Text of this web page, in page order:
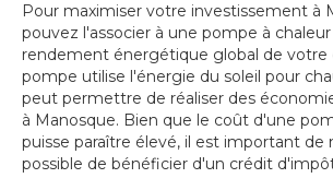
Pour maximiser votre investissement à
pouvez l'associer à une pompe à
rendement énergétique global de votre
pompe utilise l'énergie du soleil pour
peut permettre de réaliser des
à Manosque. Bien que le coût d'une
puisse paraître élevé, il est important de
possible de bénéficier d'un crédit